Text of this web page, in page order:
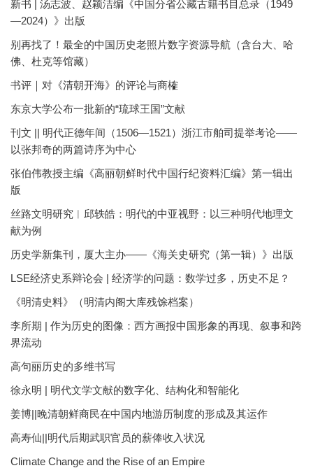
新书 | 汤志波、赵颖洁编《中国分省公藏古籍书目总录（1949
—2024）》出版
别再找了！最全的中国历史老照片数字资源导航（含台大、哈
佛、杜克等馆藏）
书评｜对《清朝开海》的评论与商榷
东京大学公布一批新的“琉球王国”文献
刊文 || 明代正德年间（1506—1521）浙江市舶司提举考论——
以张邦奇的两篇诗序为中心
张伯伟教授主编《高丽朝鲜时代中国行纪资料汇编》第一辑出
版
丝路文明研究︱邱轶皓：明代的中亚视野：以三种明代地理文
献为例
历史学新集刊，厦大主办——《海关史研究（第一辑）》出版
LSE经济史系辩论会 | 经济学的问题：数学过多，历史不足？
《明清史料》（明清内阁大库残馀档案）
李所期 | 作为历史的图像：西方画报中国形象的再现、叙事和跨
界流动
高句丽历史的多维书写
徐永明 | 明代文学文献的数字化、结构化和智能化
姜博||晚清朝鲜商民在中国内地游历制度的形成及其运作
高寿仙||明代后期武职官员的薪俸收入状况
Climate Change and the Rise of an Empire